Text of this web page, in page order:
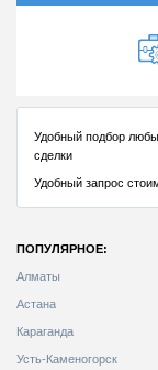
ПОПУЛЯРНОЕ:
Алматы
Астана
Караганда
Усть-Каменогорск